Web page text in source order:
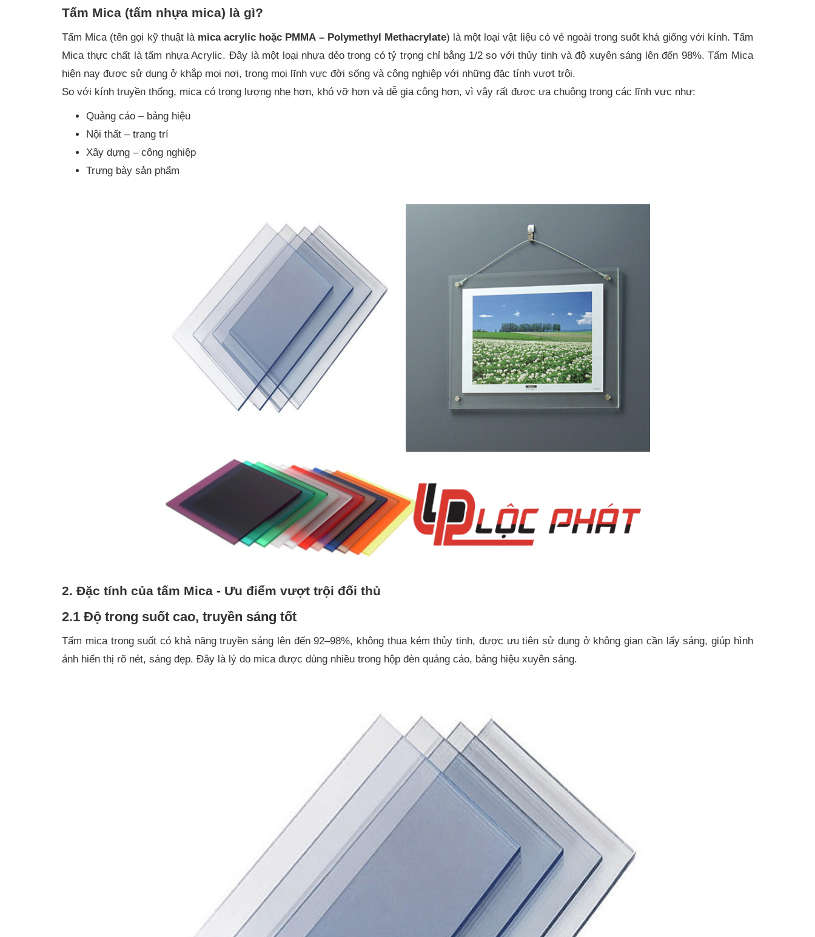
Tấm Mica (tấm nhựa mica) là gì?
Tấm Mica (tên gọi kỹ thuật là mica acrylic hoặc PMMA – Polymethyl Methacrylate) là một loại vật liệu có vẻ ngoài trong suốt khá giống với kính. Tấm
Mica thực chất là tấm nhựa Acrylic. Đây là một loại nhựa dẻo trong có tỷ trọng chỉ bằng 1/2 so với thủy tinh và độ xuyên sáng lên đến 98%. Tấm Mica
hiện nay được sử dụng ở khắp mọi nơi, trong mọi lĩnh vực đời sống và công nghiệp với những đặc tính vượt trội.
So với kính truyền thống, mica có trọng lượng nhẹ hơn, khó vỡ hơn và dễ gia công hơn, vì vậy rất được ưa chuộng trong các lĩnh vực như:
Quảng cáo – bảng hiệu
Nội thất – trang trí
Xây dựng – công nghiệp
Trưng bày sản phẩm
2. Đặc tính của tấm Mica - Ưu điểm vượt trội đối thủ
2.1 Độ trong suốt cao, truyền sáng tốt
Tấm mica trong suốt có khả năng truyền sáng lên đến 92–98%, không thua kém thủy tinh, được ưu tiên sử dụng ở không gian cần lấy sáng, giúp hình
ảnh hiển thị rõ nét, sáng đẹp. Đây là lý do mica được dùng nhiều trong hộp đèn quảng cáo, bảng hiệu xuyên sáng.